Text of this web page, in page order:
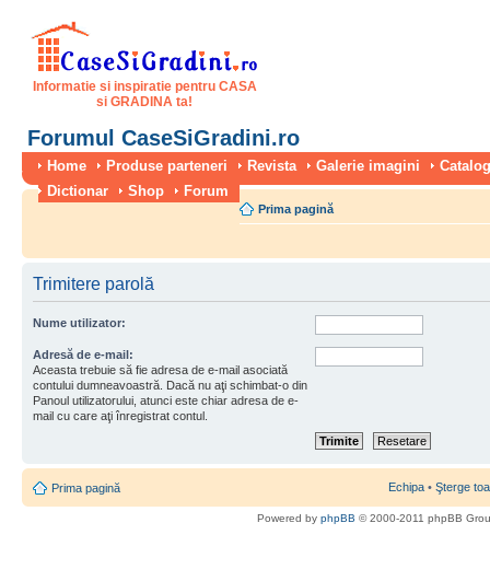
Informatie si inspiratie pentru CASA
si GRADINA ta!
Forumul CaseSiGradini.ro
Home Produse parteneri Revista Galerie imagini
Dictionar
Shop Forum
Prima pagină
Trimitere parolă
Nume utilizator:
Adresă de e-mail:
Aceasta trebuie să fie adresa de e-mail asociată
contului dumneavoastră. Dacă nu aţi schimbat-o din
Panoul utilizatorului, atunci este chiar adresa de e-
mail cu care aţi înregistrat contul.
Prima pagină Echipa • Şterge
Powered by phpBB © 2000-2011 phpBB